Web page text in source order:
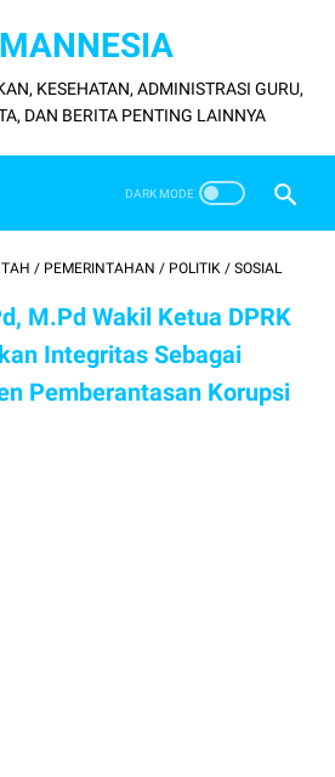
KESEHATAN, ADMINISTRASI GURU,
DAN BERITA PENTING LAINNYA
/ PEMERINTAHAN / POLITIK / SOSIAL
M.Pd Wakil Ketua DPRK
Integritas Sebagai
Pemberantasan Korupsi